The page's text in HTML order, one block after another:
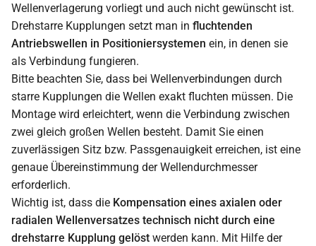
Wellenverlagerung vorliegt und auch nicht gewünscht ist.
Drehstarre Kupplungen setzt man in fluchtenden
Antriebswellen in Positioniersystemen ein, in denen sie
als Verbindung fungieren.
Bitte beachten Sie, dass bei Wellenverbindungen durch
starre Kupplungen die Wellen exakt fluchten müssen. Die
Montage wird erleichtert, wenn die Verbindung zwischen
zwei gleich großen Wellen besteht. Damit Sie einen
zuverlässigen Sitz bzw. Passgenauigkeit erreichen, ist eine
genaue Übereinstimmung der Wellendurchmesser
erforderlich.
Wichtig ist, dass die Kompensation eines axialen oder
radialen Wellenversatzes technisch nicht durch eine
drehstarre Kupplung gelöst werden kann. Mit Hilfe der